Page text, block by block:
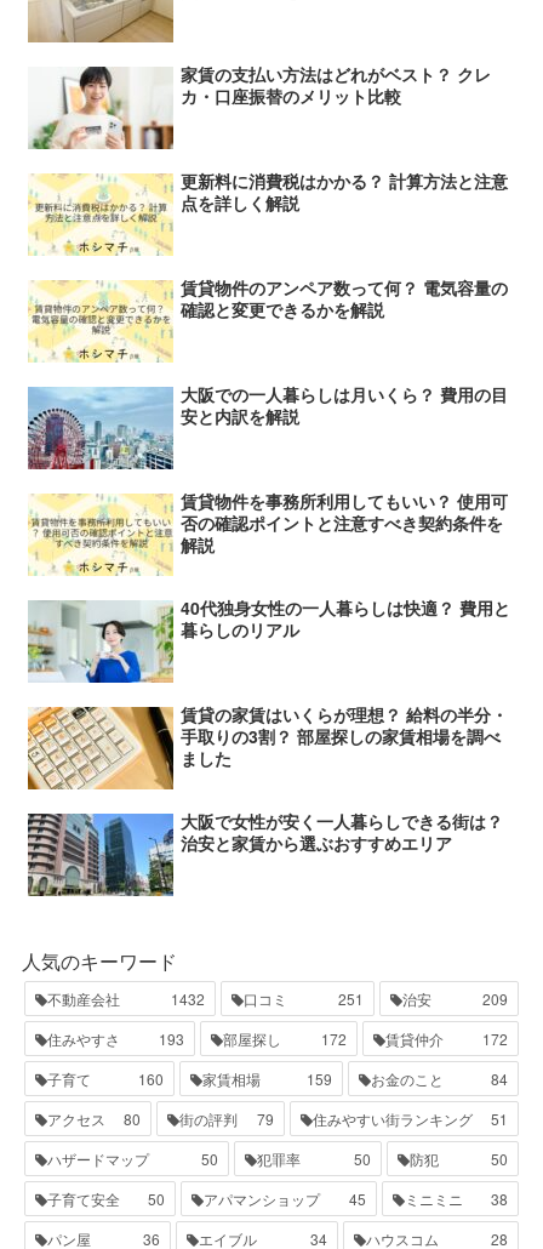
家賃の支払い方法はどれがベスト？ クレ
カ・口座振替のメリット比較
更新料に消費税はかかる？ 計算方法と注意
点を詳しく解説
賃貸物件のアンペア数って何？ 電気容量の
確認と変更できるかを解説
大阪での一人暮らしは月いくら？ 費用の目
安と内訳を解説
賃貸物件を事務所利用してもいい？ 使用可
否の確認ポイントと注意すべき契約条件を
解説
40代独身女性の一人暮らしは快適？ 費用と
暮らしのリアル
賃貸の家賃はいくらが理想？ 給料の半分・
手取りの3割？ 部屋探しの家賃相場を調べ
ました
大阪で女性が安く一人暮らしできる街は？
治安と家賃から選ぶおすすめエリア
人気のキーワード
不動産会社 1432 口コミ 251 治安
209
住みやすさ
193 部屋探し 172 賃貸仲介
172
子育て
160 家賃相場 159 お金のこと
84
アクセス
80 街の評判 79 住みやすい街ランキング
51
ハザードマップ
50 犯罪率 50 防犯
50
子育て安全
50 アパマンショップ 45 ミニミニ
38
パン屋
36 エイブル 34 ハウスコム 28